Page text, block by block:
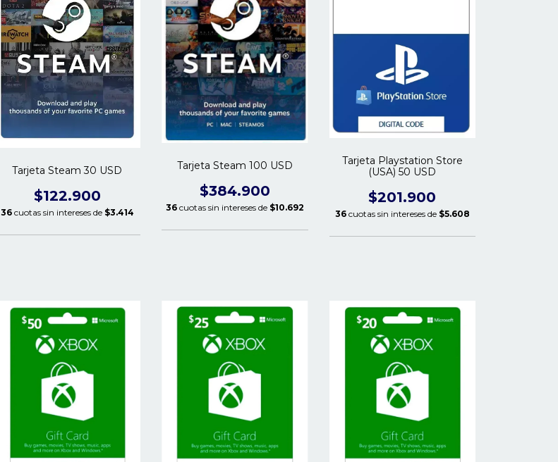
Tarjeta Steam 30 USD
$122.900
36 cuotas sin intereses de $3.414
Tarjeta Steam 100 USD
$384.900
36 cuotas sin intereses de $10.692
Tarjeta Playstation Store
(USA) 50 USD
$201.900
36 cuotas sin intereses de $5.608